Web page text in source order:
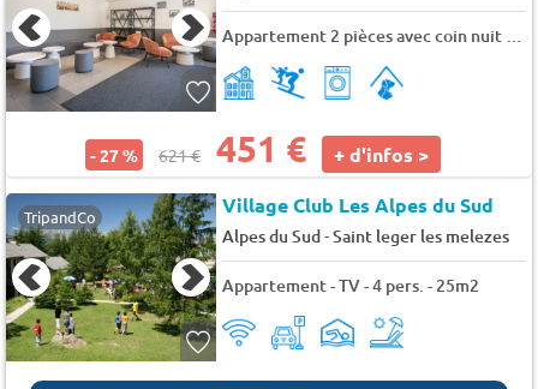
Appartement 2 pièces avec coin nuit 6 personnes
- 27 % 621 € 451 € + d'infos >
TripandCo Village Club Les Alpes du Sud
Alpes du Sud-Saint leger les melezes
Appartement - TV - 4 pers. - 25m2